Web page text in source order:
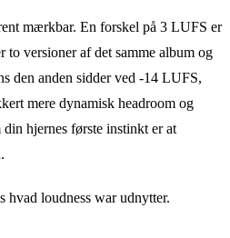
mærkbar. En forskel på 3 LUFS er
versioner af det samme album og
den anden sidder ved -14 LUFS,
mere dynamisk headroom og
hjernes første instinkt er at
hvad loudness war udnytter.